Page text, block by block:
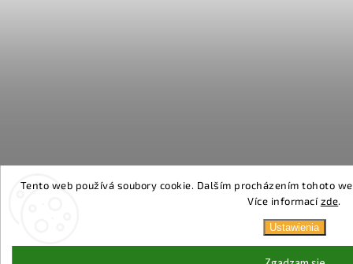
Tento web používá soubory cookie. Dalším procházením tohoto
Více informacízde.
Ustawienia